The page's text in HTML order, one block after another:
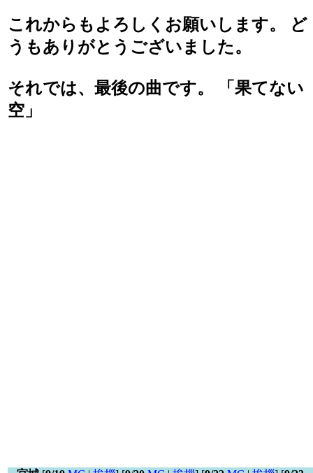
これからもよろしくお願いします。 ど
うもありがとうございました。
それでは、最後の曲です。 「果てない
空」